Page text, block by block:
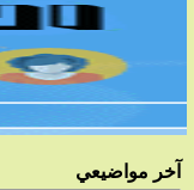
آخر مواضيعي